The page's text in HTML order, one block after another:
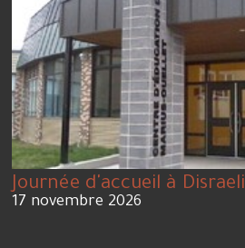
Journée d'accueil à Disraeli
17 novembre 2026